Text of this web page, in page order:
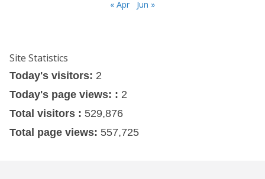
« Apr Jun »
Site Statistics
Today's visitors: 2
Today's page views: : 2
Total visitors : 529,876
Total page views: 557,725